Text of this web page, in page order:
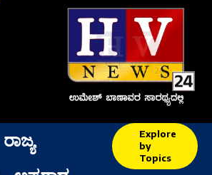
ರಾಜ್ಯ
Explore
by
Topics